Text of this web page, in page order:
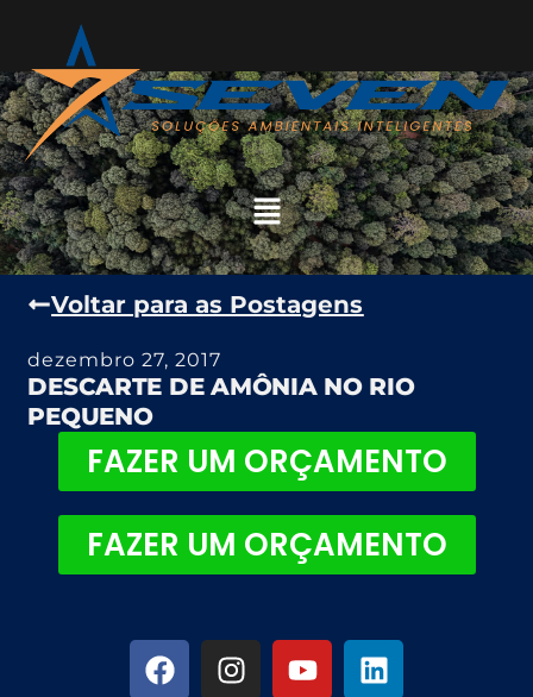
Voltar para as Postagens
dezembro 27, 2017
DESCARTE DE AMÔNIA NO RIO
PEQUENO
FAZER UM ORÇAMENTO
FAZER UM ORÇAMENTO